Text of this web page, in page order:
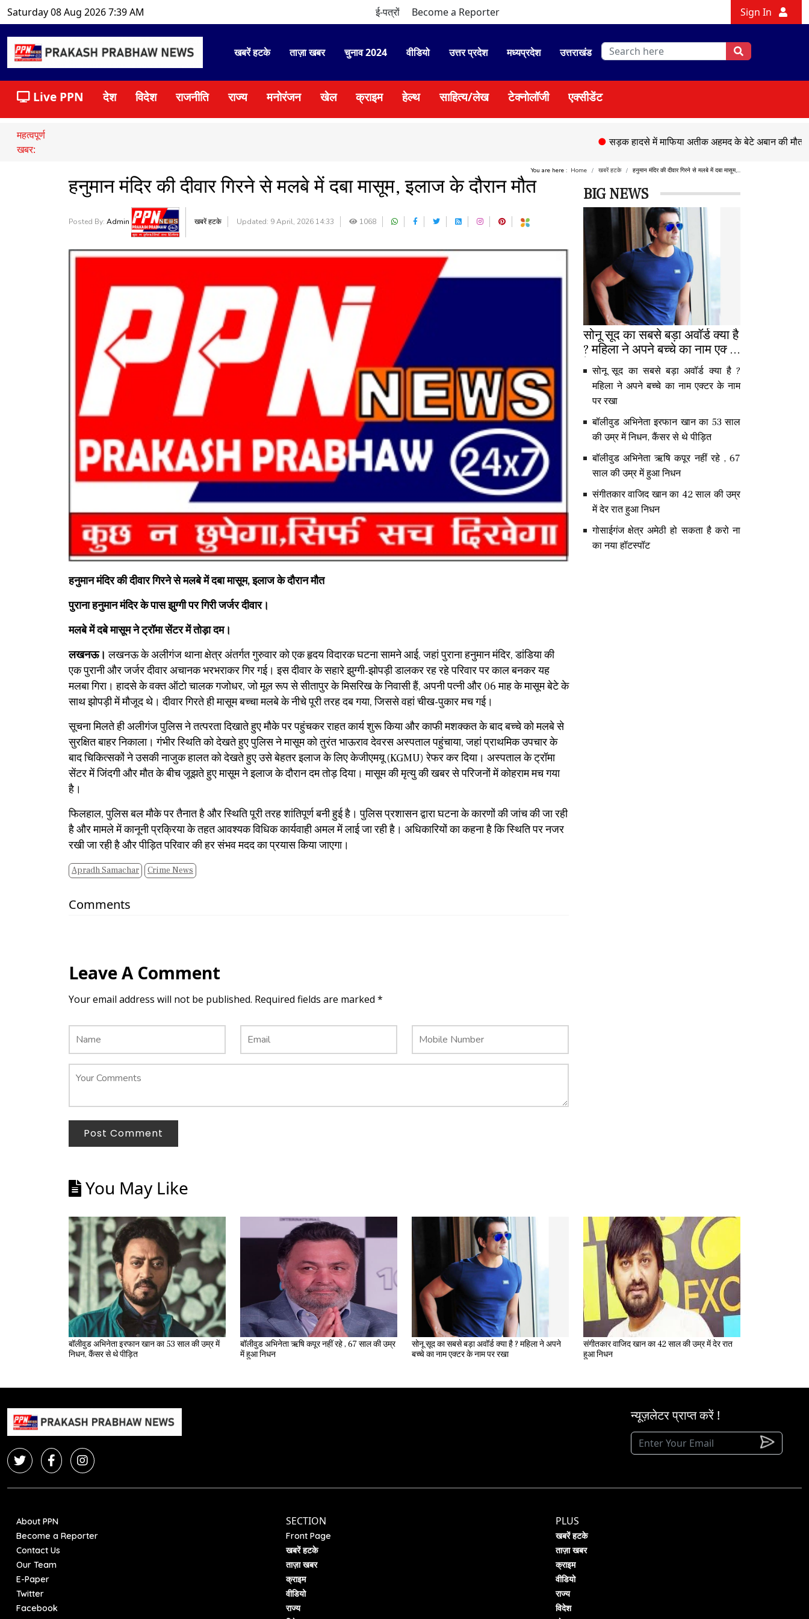
Saturday 08 Aug 2026 7:39 AM ई-पत्रों Become a Reporter Sign In
खबरें हटके ताज़ा खबर चुनाव 2024 वीडियो उत्तर प्रदेश मध्यप्रदेश उत्तराखंड
Live PPN देश विदेश राजनीति राज्य मनोरंजन खेल क्राइम हेल्थ साहित्य/लेख टेक्नोलॉजी एक्सीडेंट
महत्वपूर्ण
खबर:
सड़क हादसे में माफिया अतीक अहमद के बेटे अबान की मौत, ●
You are here : Home खबरें हटके हनुमान मंदिर की दीवार गिरने से मलबे में दबा मासूम,...
हनुमान मंदिर की दीवार गिरने से मलबे में दबा मासूम, इलाज के दौरान मौत
Posted By: Admin खबरें हटके Updated: 9 April, 2026 14:33 1068
हनुमान मंदिर की दीवार गिरने से मलबे में दबा मासूम, इलाज के दौरान मौत
पुराना हनुमान मंदिर के पास झुग्गी पर गिरी जर्जर दीवार।
मलबे में दबे मासूम ने ट्रॉमा सेंटर में तोड़ा दम।
लखनऊ।लखनऊ के अलीगंज थाना क्षेत्र अंतर्गत गुरुवार को एक हृदय विदारक घटना सामने आई, जहां पुराना हनुमान मंदिर, डांडिया की
एक पुरानी और जर्जर दीवार अचानक भरभराकर गिर गई। इस दीवार के सहारे झुग्गी-झोपड़ी डालकर रह रहे परिवार पर काल बनकर यह
मलबा गिरा। हादसे के वक्त ऑटो चालक गजोधर, जो मूल रूप से सीतापुर के मिसरिख के निवासी हैं, अपनी पत्नी और 06 माह के मासूम बेटे के
साथ झोपड़ी में मौजूद थे। दीवार गिरते ही मासूम बच्चा मलबे के नीचे पूरी तरह दब गया, जिससे वहां चीख-पुकार मच गई।
​सूचना मिलते ही अलीगंज पुलिस ने तत्परता दिखाते हुए मौके पर पहुंचकर राहत कार्य शुरू किया और काफी मशक्कत के बाद बच्चे को मलबे से
सुरक्षित बाहर निकाला। गंभीर स्थिति को देखते हुए पुलिस ने मासूम को तुरंत भाऊराव देवरस अस्पताल पहुंचाया, जहां प्राथमिक उपचार के
बाद चिकित्सकों ने उसकी नाजुक हालत को देखते हुए उसे बेहतर इलाज के लिए केजीएमयू (KGMU) रेफर कर दिया। अस्पताल के ट्रॉमा
सेंटर में जिंदगी और मौत के बीच जूझते हुए मासूम ने इलाज के दौरान दम तोड़ दिया। मासूम की मृत्यु की खबर से परिजनों में कोहराम मच गया
है।
​फिलहाल, पुलिस बल मौके पर तैनात है और स्थिति पूरी तरह शांतिपूर्ण बनी हुई है। पुलिस प्रशासन द्वारा घटना के कारणों की जांच की जा रही
है और मामले में कानूनी प्रक्रिया के तहत आवश्यक विधिक कार्यवाही अमल में लाई जा रही है। अधिकारियों का कहना है कि स्थिति पर नजर
रखी जा रही है और पीड़ित परिवार की हर संभव मदद का प्रयास किया जाएगा।
Apradh Samachar Crime News
Comments
Leave A Comment
Your email address will not be published. Required fields are marked *
Post Comment
BIG NEWS
सोनू सूद का सबसे बड़ा अवॉर्ड क्या है
? महिला ने अपने बच्चे का नाम एक्टर
के नाम पर रखा
सोनू सूद का सबसे बड़ा अवॉर्ड क्या है ?
महिला ने अपने बच्चे का नाम एक्टर के नाम
पर रखा
बॉलीवुड अभिनेता इरफान खान का 53 साल
की उम्र में निधन, कैंसर से थे पीड़ित
बॉलीवुड अभिनेता ऋषि कपूर नहीं रहे , 67
साल की उम्र में हुआ निधन
संगीतकार वाजिद खान का 42 साल की उम्र
में देर रात हुआ निधन
गोसाईगंज क्षेत्र अमेठी हो सकता है करो ना
का नया हॉटस्पॉट
You May Like
बॉलीवुड अभिनेता इरफान खान का 53 साल की उम्र में
निधन, कैंसर से थे पीड़ित
बॉलीवुड अभिनेता ऋषि कपूर नहीं रहे , 67 साल की उम्र
में हुआ निधन
सोनू सूद का सबसे बड़ा अवॉर्ड क्या है ? महिला ने अपने
बच्चे का नाम एक्टर के नाम पर रखा
संगीतकार वाजिद खान का 42 साल की उम्र में देर रात
हुआ निधन
न्यूज़लेटर प्राप्त करें !
About PPN
Become a Reporter
Contact Us
Our Team
E-Paper
Twitter
Facebook
SECTION
Front Page
खबरें हटके
ताज़ा खबर
क्राइम
वीडियो
राज्य
PLUS
खबरें हटके
ताज़ा खबर
क्राइम
वीडियो
राज्य
विदेश